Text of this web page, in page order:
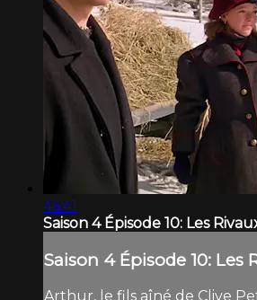
46:41
Saison 4 Épisode 10: Les
Saison 4 Épisode 10: Les
Arthur, le fils aîné de Clive